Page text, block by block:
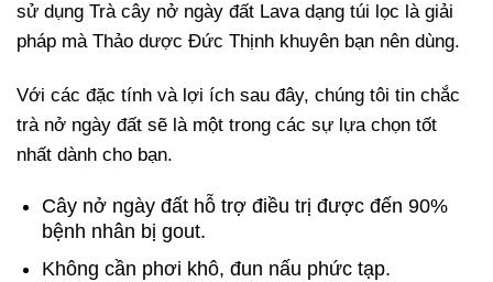
sử dụng Trà cây nở ngày đất Lava dạng túi lọc là giải
pháp mà Thảo dược Đức Thịnh khuyên bạn nên dùng.
Với các đặc tính và lợi ích sau đây, chúng tôi tin chắc
trà nở ngày đất sẽ là một trong các sự lựa chọn tốt
nhất dành cho bạn.
Cây nở ngày đất hỗ trợ điều trị được đến 90%
bệnh nhân bị gout.
Không cần phơi khô, đun nấu phức tạp.